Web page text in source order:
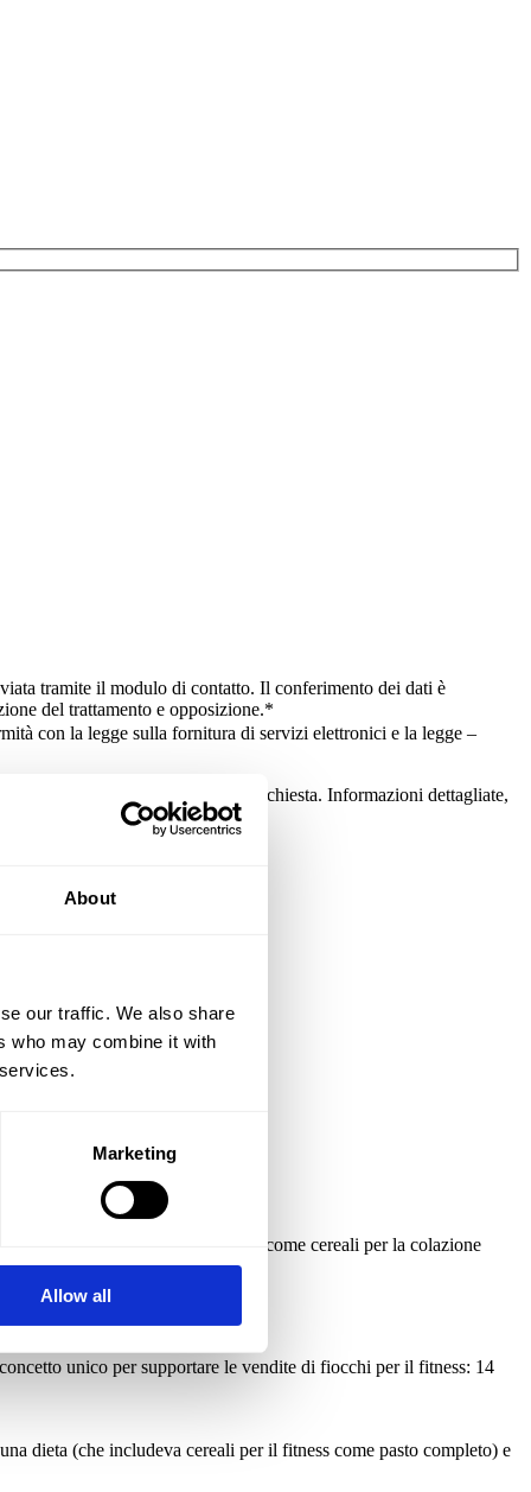
About
our traffic. We also share
who may combine it with
Marketing
Allow all
tramite il modulo di contatto. Il conferimento dei dati è
del trattamento e opposizione.*
con la legge sulla fornitura di servizi elettronici e la legge –
per la gestione della richiesta. Informazioni dettagliate,
il packaging per prodotti come cereali per la colazione
unico per supportare le vendite di fiocchi per il fitness: 14
dieta (che includeva cereali per il fitness come pasto completo) e